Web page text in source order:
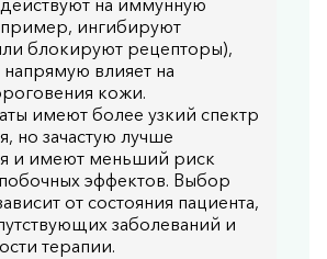
на иммунную
ингибируют
блокируют рецепторы),
напрямую влияет на
кожи.
имеют более узкий спектр
но зачастую лучше
и имеют меньший риск
эффектов. Выбор
от состояния пациента,
заболеваний и
терапии.